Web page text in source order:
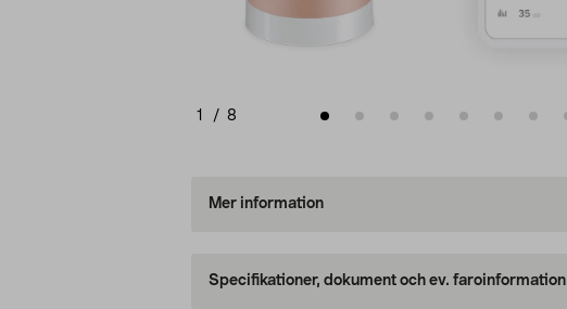
1 / 8
Mer information
Specifikationer, dokument och ev. faroinformation